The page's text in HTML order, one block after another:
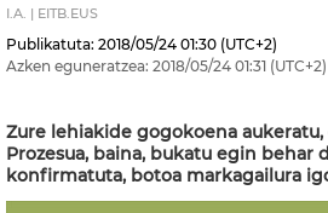
I.A. | EITB.EUS
Publikatuta: 2018/05/24 01:30 (UTC+2)
Azken eguneratzea: 2018/05/24 01:31 (UTC+2)
Zure lehiakide gogokoena
Prozesua, baina, bukatu egin behar
konfirmatuta, botoa markagailura